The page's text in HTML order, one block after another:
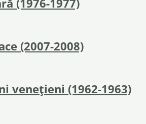
(1976-1977)
(2007-2008)
venețieni (1962-1963)